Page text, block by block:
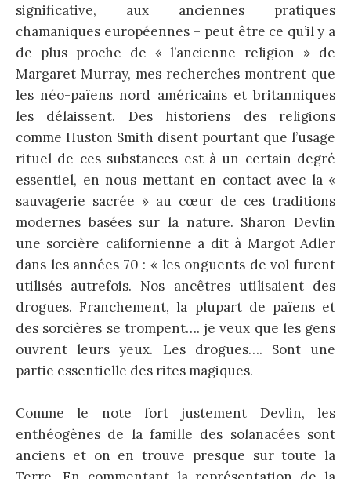
significative, aux anciennes pratiques
chamaniques européennes – peut être ce qu’il y a
de plus proche de « l’ancienne religion » de
Margaret Murray, mes recherches montrent que
les néo-païens nord américains et britanniques
les délaissent. Des historiens des religions
comme Huston Smith disent pourtant que l’usage
rituel de ces substances est à un certain degré
essentiel, en nous mettant en contact avec la «
sauvagerie sacrée » au cœur de ces traditions
modernes basées sur la nature. Sharon Devlin
une sorcière californienne a dit à Margot Adler
dans les années 70 : « les onguents de vol furent
utilisés autrefois. Nos ancêtres utilisaient des
drogues. Franchement, la plupart de païens et
des sorcières se trompent…. je veux que les gens
ouvrent leurs yeux. Les drogues…. Sont une
partie essentielle des rites magiques.
Comme le note fort justement Devlin, les
enthéogènes de la famille des solanacées sont
anciens et on en trouve presque sur toute la